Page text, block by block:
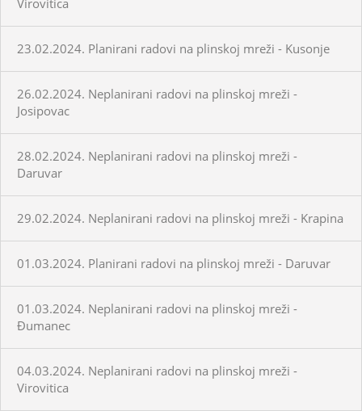
23.02.2024. Planirani radovi na plinskoj mreži - Kusonje
26.02.2024. Neplanirani radovi na plinskoj mreži -
Josipovac
28.02.2024. Neplanirani radovi na plinskoj mreži -
Daruvar
29.02.2024. Neplanirani radovi na plinskoj mreži - Krapina
01.03.2024. Planirani radovi na plinskoj mreži - Daruvar
01.03.2024. Neplanirani radovi na plinskoj mreži -
Đumanec
04.03.2024. Neplanirani radovi na plinskoj mreži -
Virovitica